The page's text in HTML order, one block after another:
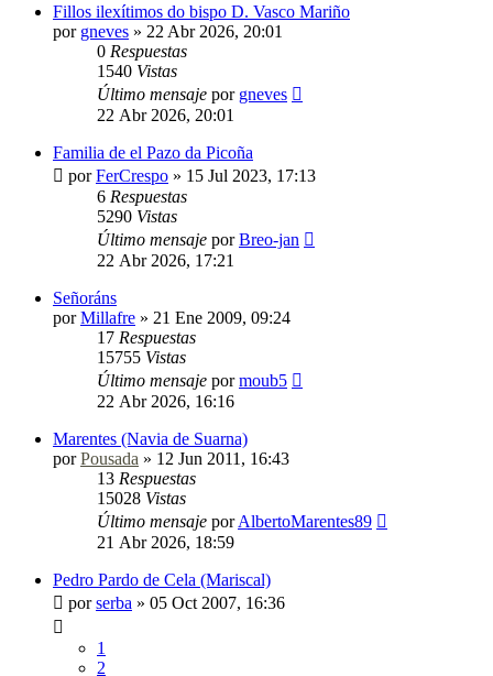
Fillos ilexítimos do bispo D. Vasco Mariño
por gneves » 22 Abr 2026, 20:01
0 Respuestas
1540 Vistas
Último mensaje por gneves
22 Abr 2026, 20:01
Familia de el Pazo da Picoña
porFerCrespo » 15 Jul 2023, 17:13
6 Respuestas
5290 Vistas
Último mensaje porBreo-jan
22 Abr 2026, 17:21
Señoráns
porMillafre » 21 Ene 2009, 09:24
17 Respuestas
15755 Vistas
Último mensaje pormoub5
22 Abr 2026, 16:16
Marentes (Navia de Suarna)
porPousada » 12 Jun 2011, 16:43
13 Respuestas
15028 Vistas
Último mensaje porAlbertoMarentes89
21 Abr 2026, 18:59
Pedro Pardo de Cela (Mariscal)
porserba » 05 Oct 2007, 16:36
1
2